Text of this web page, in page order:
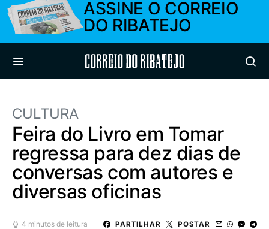
ASSINE O CORREIO
DO RIBATEJO
Correio do Ribatejo
CULTURA
Feira do Livro em Tomar
regressa para dez dias de
conversas com autores e
diversas oficinas
4 minutos de leitura PARTILHAR POSTAR